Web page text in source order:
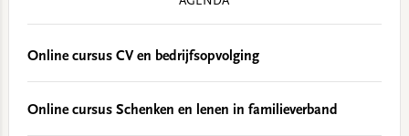
Online cursus CV en bedrijfsopvolging
Online cursus Schenken en lenen in familieverband